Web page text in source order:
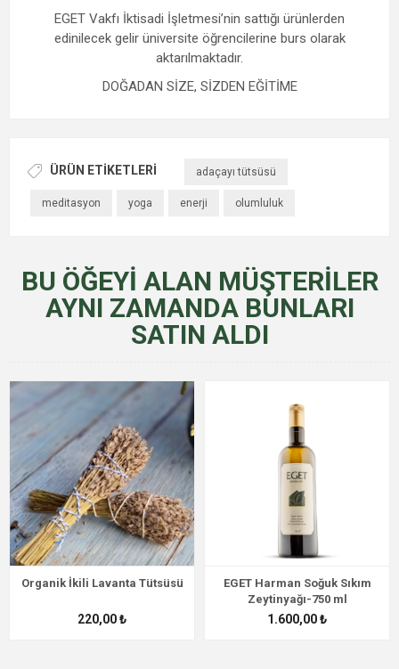
EGET Vakfı İktisadi İşletmesi’nin sattığı ürünlerden
edinilecek gelir üniversite öğrencilerine burs olarak
aktarılmaktadır.
DOĞADAN SİZE, SİZDEN EĞİTİME
ÜRÜN ETIKETLERI adaçayı tütsüsü
meditasyon yoga enerji olumluluk
BU ÖĞEYI ALAN MÜŞTERILER
AYNI ZAMANDA BUNLARI
SATIN ALDI
Organik İkili Lavanta Tütsüsü
220,00 ₺
EGET Harman Soğuk Sıkım
Zeytinyağı-750 ml
1.600,00 ₺